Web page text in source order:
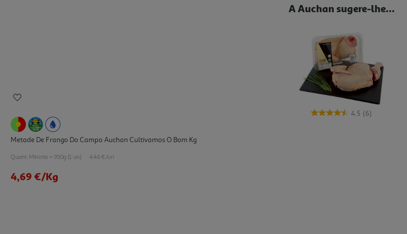
A Auchan sugere-lhe...
4.5 (6)
Metade De Frango Do Campo Auchan Cultivamos O Bom Kg
Quant. Mínima = 950g (1 un) 4.46 €/un
4,69 €/Kg